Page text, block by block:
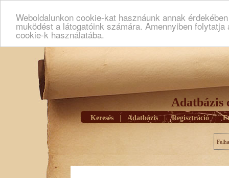
Weboldalunkon cookie-kat hasznáunk annak
muködést a látogatóink számára. Amennyiben
cookie-k használatába.
Adatbázis
Keresés Adatbázis | Regisztráció |